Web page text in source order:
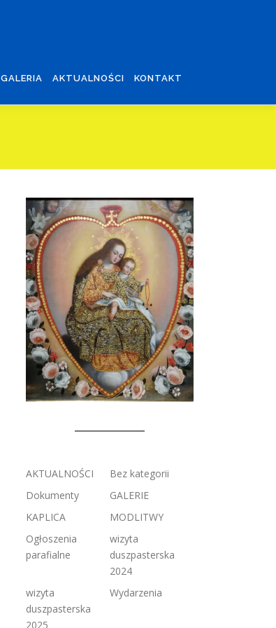
GALERIA AKTUALNOŚCI KONTAKT
AKTUALNOŚCI
Bez kategorii
Dokumenty
GALERIE
KAPLICA
MODLITWY
Ogłoszenia
parafialne
wizyta
duszpasterska
2024
wizyta
duszpasterska
2025
Wydarzenia